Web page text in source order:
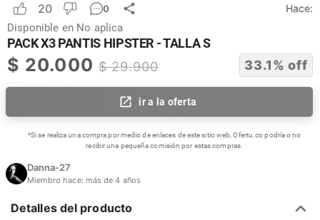
20 0 Hace:
Disponible en No aplica
PACK X3 PANTIS HIPSTER - TALLA S
$ 20.000 $29.900 33.1% off
ir a la oferta
*Si se realiza una compra por medio de enlaces de este sitio web, Ofertu.co podría o no
recibir una pequeña comisión por estas compras.
Danna-27
Miembro hace: más de 4 años
Detalles del producto